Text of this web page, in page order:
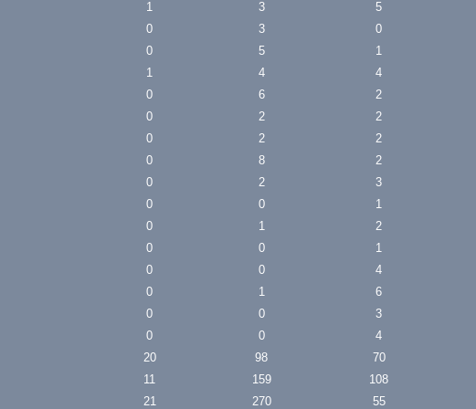
1 3
5
0 3
0
0 5
1
1 4
4
0 6
2
0 2
2
0 2
2
0 8
2
0 2
3
0 0
1
0 1
2
0 0
1
0 0
4
0 1
6
0 0
3
0 0
4
20 98
70
11 159
108
21 270 55